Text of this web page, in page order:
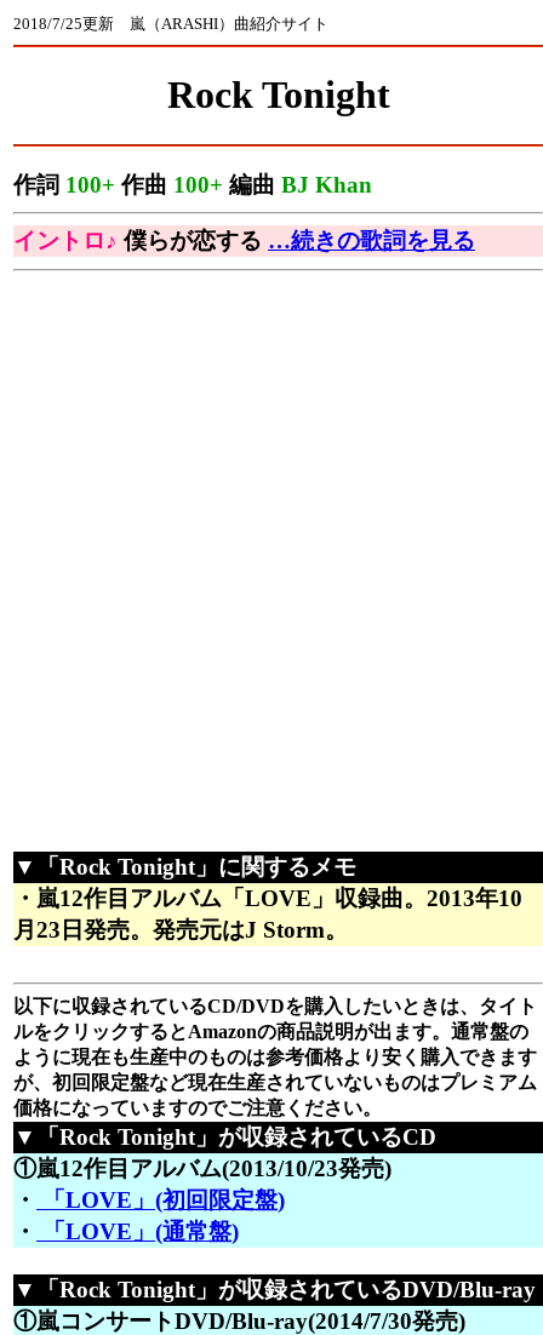
2018/7/25更新 嵐（ARASHI）曲紹介サイト
Rock Tonight
作詞 100+ 作曲 100+ 編曲 BJ Khan
イントロ♪ 僕らが恋する …続きの歌詞を見る
▼「Rock Tonight」に関するメモ
・嵐12作目アルバム「LOVE」収録曲。2013年10
月23日発売。発売元はJ Storm。
以下に収録されているCD/DVDを購入したいときは、タイト
ルをクリックするとAmazonの商品説明が出ます。通常盤の
ように現在も生産中のものは参考価格より安く購入できます
が、初回限定盤など現在生産されていないものはプレミアム
価格になっていますのでご注意ください。
▼「Rock Tonight」が収録されているCD
①嵐12作目アルバム(2013/10/23発売)
・
「LOVE」(初回限定盤)
・
「LOVE」(通常盤)
▼「Rock Tonight」が収録されているDVD/Blu-ray
①嵐コンサートDVD/Blu-ray(2014/7/30発売)